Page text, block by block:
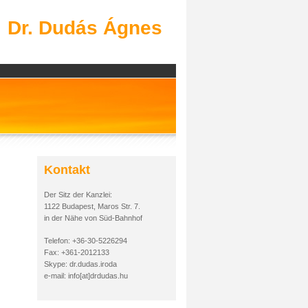
Dr. Dudás Ágnes
Kontakt
Der Sitz der Kanzlei:
1122 Budapest, Maros Str. 7.
in der Nähe von Süd-Bahnhof
Telefon: +36-30-5226294
Fax: +361-2012133
Skype: dr.dudas.iroda
e-mail: info[at]drdudas.hu